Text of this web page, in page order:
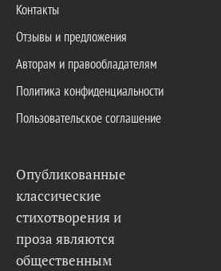
Контакты
Отзывы и предложения
Авторам и правообладателям
Политика конфиденциальности
Пользовательское соглашение
Опубликованные
классические
стихотворения и
проза являются
общественным